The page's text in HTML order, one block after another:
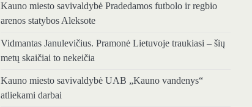
Kauno miesto savivaldybė Pradedamos futbolo ir regbio
arenos statybos Aleksote
Vidmantas Janulevičius. Pramonė Lietuvoje traukiasi – šių
metų skaičiai to nekeičia
Kauno miesto savivaldybė UAB „Kauno vandenys“
atliekami darbai